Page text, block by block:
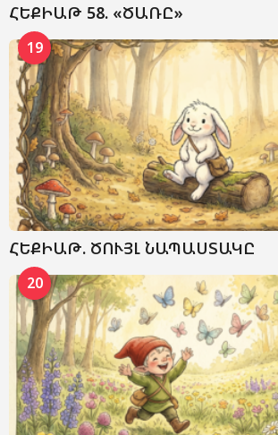
ՀԵՔԻԱԹ 58. «ԾԱՌԸ»
19
ՀԵՔԻԱԹ. ԾՈՒՅԼ ՆԱՊԱՍՏԱԿԸ
20